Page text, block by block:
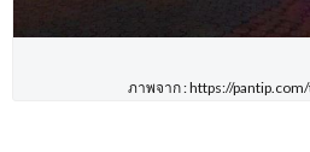
ภาพจาก : https://